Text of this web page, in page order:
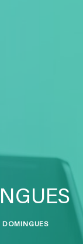
DOMINGUES